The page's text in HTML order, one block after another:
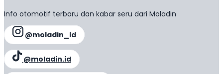
Info otomotif terbaru dan kabar seru dari Moladin
@moladin_id
@moladin.id